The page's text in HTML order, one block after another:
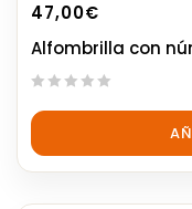
47,00€
Alfombrilla con
out
5